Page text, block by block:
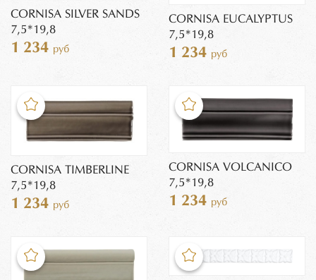
CORNISA SILVER SANDS
7,5*19,8
1 234 руб
CORNISA EUCALYPTUS
7,5*19,8
1 234 руб
CORNISA TIMBERLINE
7,5*19,8
1 234 руб
CORNISA VOLCANICO
7,5*19,8
1 234 руб